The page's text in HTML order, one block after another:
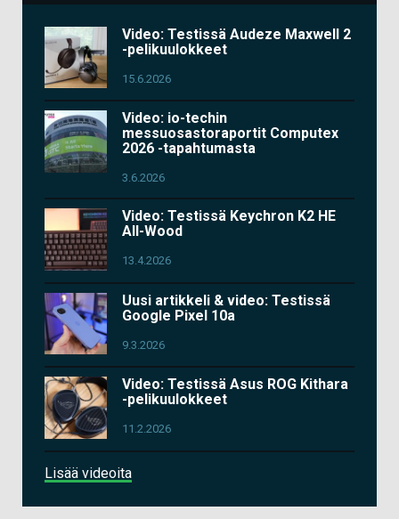
Video: Testissä Audeze Maxwell 2
-pelikuulokkeet
15.6.2026
Video: io-techin
messuosastoraportit Computex
2026 -tapahtumasta
3.6.2026
Video: Testissä Keychron K2 HE
All-Wood
13.4.2026
Uusi artikkeli & video: Testissä
Google Pixel 10a
9.3.2026
Video: Testissä Asus ROG Kithara
-pelikuulokkeet
11.2.2026
Lisää videoita